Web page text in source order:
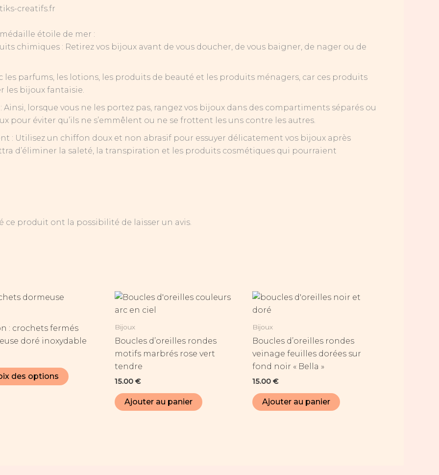
creatifs.fr
étoile de mer :
chimiques : Retirez vos bijoux avant de vous doucher, de vous baigner, de nager ou de
les parfums, les lotions, les produits de beauté et les produits ménagers, car ces produits
les bijoux fantaisie.
Ainsi, lorsque vous ne les portez pas, rangez vos bijoux dans des compartiments séparés ou
pour éviter qu’ils ne s’emmêlent ou ne se frottent les uns contre les autres.
: Utilisez un chiffon doux et non abrasif pour essuyer délicatement vos bijoux après
d’éliminer la saleté, la transpiration et les produits cosmétiques qui pourraient
ce produit ont la possibilité de laisser un avis.
: crochets fermés
doré inoxydable
des options
a
plusieurs
options
Bijoux
Boucles d’oreilles rondes
motifs marbrés rose vert
tendre
15.00 €
Ajouter au panier
Bijoux
Boucles d’oreilles rondes
veinage feuilles dorées sur
fond noir « Bella »
15.00 €
Ajouter au panier